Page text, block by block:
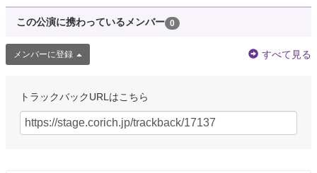
この公演に携わっているメンバー 0
メンバーに登録 すべて見る
トラックバックURLはこちら